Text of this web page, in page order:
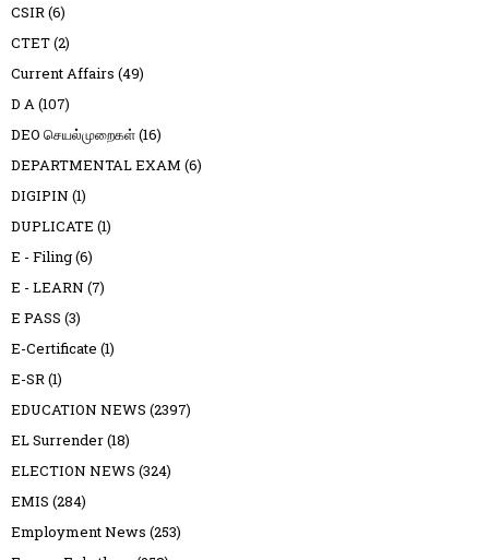
CSIR(6)
CTET(2)
Current Affairs (49)
D A(107)
DEO செயல்முறைகள்(16)
DEPARTMENTAL EXAM (6)
DIGIPIN (1)
DUPLICATE (1)
E - Filing(6)
E - LEARN (7)
E PASS (3)
E-Certificate (1)
E-SR(1)
EDUCATION NEWS (2397)
EL Surrender(18)
ELECTION NEWS (324)
EMIS (284)
Employment News (253)